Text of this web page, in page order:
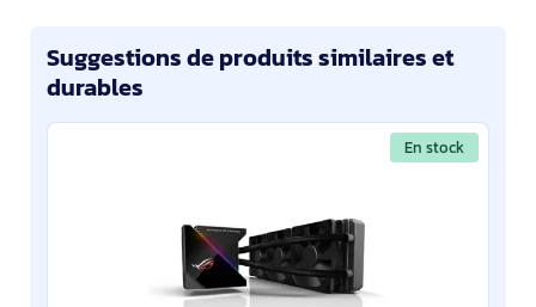
Suggestions de produits similaires et
durables
En stock